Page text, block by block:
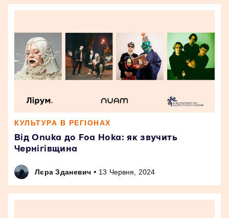
КУЛЬТУРА В РЕГІОНАХ
Від Onuka до Foa Hoka: як звучить
Чернігівщина
Лєра Зданевич • 13 Червня, 2024